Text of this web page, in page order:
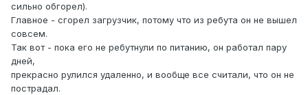
сильно обгорел).
Главное - сгорел загрузчик, потому что из ребута он не вышел
совсем.
Так вот - пока его не ребутнули по питанию, он работал пару
дней,
прекрасно рулился удаленно, и вообще все считали, что он не
пострадал.